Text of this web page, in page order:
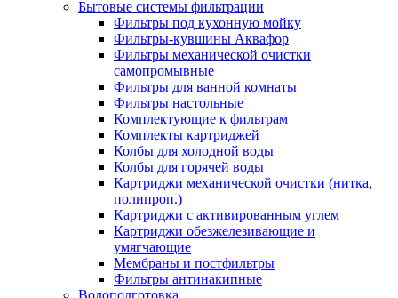
Бытовые системы фильтрации
Фильтры под кухонную мойку
Фильтры-кувшины Аквафор
Фильтры механической очистки
самопромывные
Фильтры для ванной комнаты
Фильтры настольные
Комплектующие к фильтрам
Комплекты картриджей
Колбы для холодной воды
Колбы для горячей воды
Картриджи механической очистки (нитка,
полипроп.)
Картриджи с активированным углем
Картриджи обезжелезивающие и
умягчающие
Мембраны и постфильтры
Фильтры антинакипные
Водоподготовка